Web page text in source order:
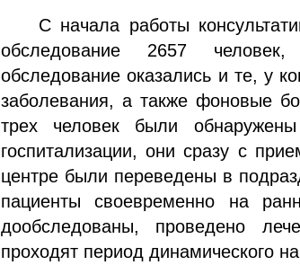
С начала работы
обследование 2657
обследование оказались и те, у
заболевания, а также фоновые
трех человек были
госпитализации, они сразу с
центре были переведены в
пациенты своевременно на
дообследованы, проведено
проходят период динамического